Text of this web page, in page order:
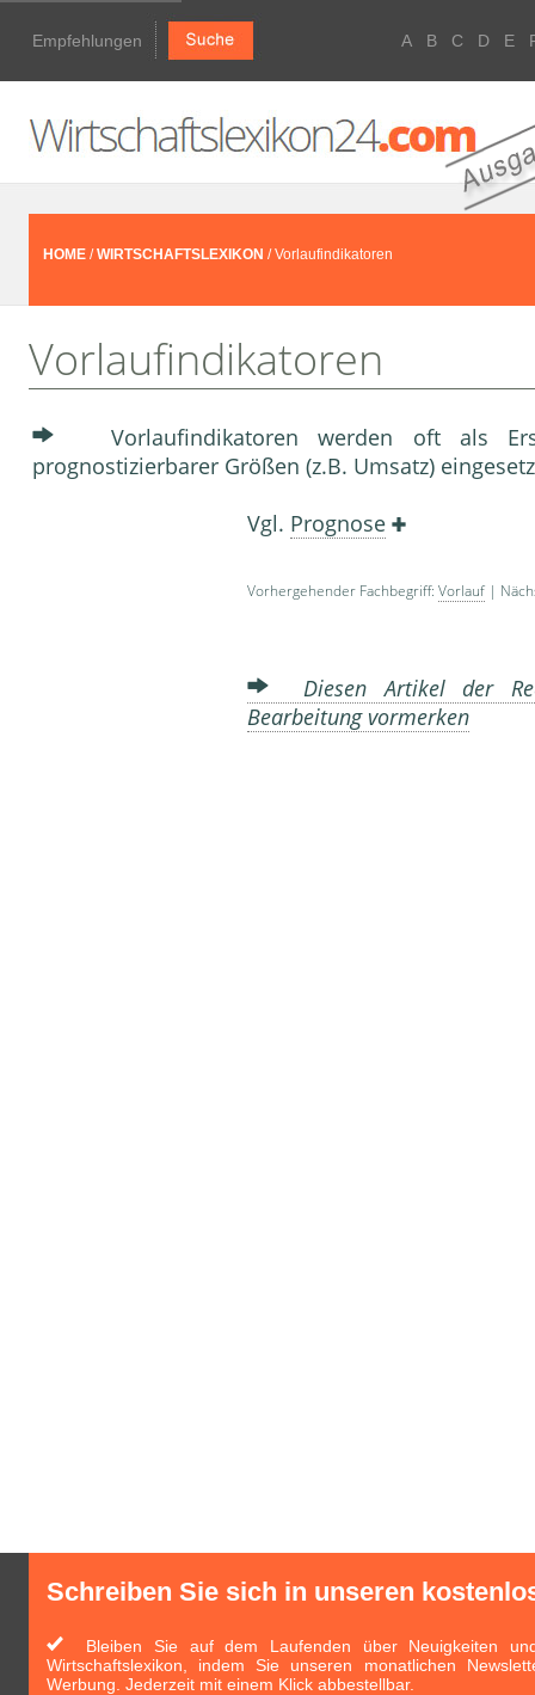
Empfehlungen A B C D E
HOME /WIRTSCHAFTSLEXIKON / Vorlaufindikatoren
Vorlaufindikatoren
Vorlaufindikatoren werden oft als
prognostizierbarer Größen (z.B. Umsatz)
Vgl. Prognose
Vorhergehender Fachbegriff: Vorlauf |
Diesen Artikel der
Bearbeitung vormerken
Schreiben Sie sich in unseren
Bleiben Sie auf dem Laufenden über Neuigkeiten
Wirtschaftslexikon, indem Sie unseren monatlichen
Werbung. Jederzeit mit einem Klick abbestellbar.